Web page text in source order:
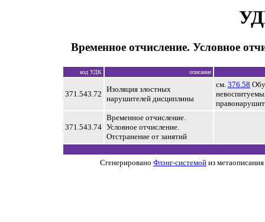
Временное отчисление. Условное
код УДК описание
371.543.72
Изоляция злостных
нарушителей дисциплины
см. 376.58
371.543.74
Временное отчисление.
Условное отчисление.
Отстранение от занятий
Сгенерировано Флэнг-системой из